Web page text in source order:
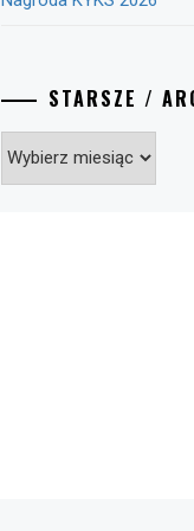
STARSZE /
Archive